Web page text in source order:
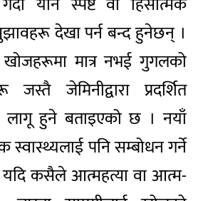
देखा पर्न बन्द हुनेछन् ।
खोजहरूमा मात्र नभई गुगलको
जेमिनीद्वारा प्रदर्शित
लागू हुने बताइएको छ । नयाँ
पनि सम्बोधन गर्ने
यदि कसैले आत्महत्या वा आत्म-